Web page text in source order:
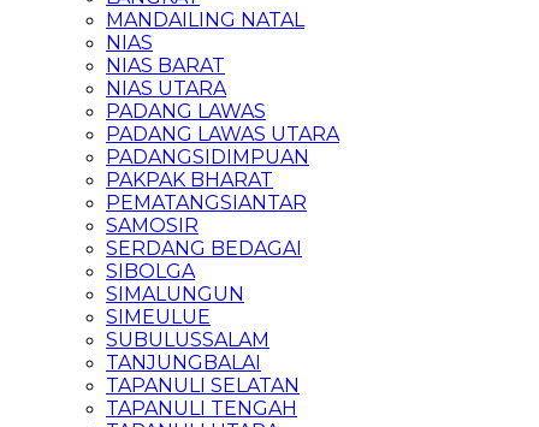
MANDAILING NATAL
NIAS
NIAS BARAT
NIAS UTARA
PADANG LAWAS
PADANG LAWAS UTARA
PADANGSIDIMPUAN
PAKPAK BHARAT
PEMATANGSIANTAR
SAMOSIR
SERDANG BEDAGAI
SIBOLGA
SIMALUNGUN
SIMEULUE
SUBULUSSALAM
TANJUNGBALAI
TAPANULI SELATAN
TAPANULI TENGAH